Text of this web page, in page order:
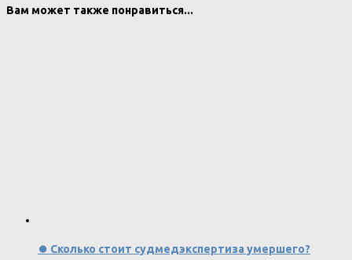
Вам может также понравиться...
⏺️ Сколько стоит судмедэкспертиза умершего?